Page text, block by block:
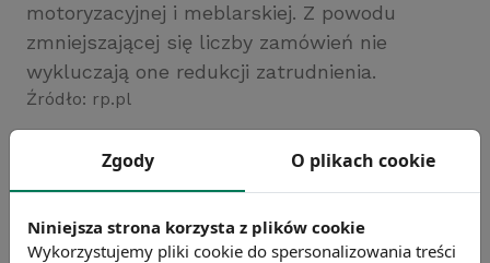
motoryzacyjnej i meblarskiej. Z powodu
zmniejszającej się liczby zamówień nie
wykluczają one redukcji zatrudnienia.
Źródło: rp.pl
Zobacz więcej wiadomości
Zgody O plikach cookie
Niniejsza strona korzysta z plików cookie
Wykorzystujemy pliki cookie do spersonalizowania treści